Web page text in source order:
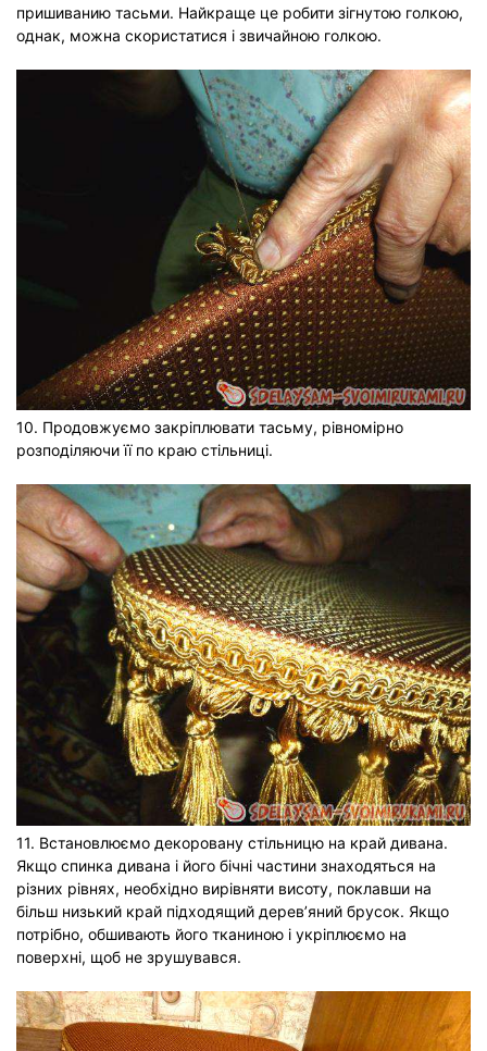
пришиванию тасьми. Найкраще це робити зігнутою голкою,
однак, можна скористатися і звичайною голкою.
10. Продовжуємо закріплювати тасьму, рівномірно
розподіляючи її по краю стільниці.
11. Встановлюємо декоровану стільницю на край дивана.
Якщо спинка дивана і його бічні частини знаходяться на
різних рівнях, необхідно вирівняти висоту, поклавши на
більш низький край підходящий дерев’яний брусок. Якщо
потрібно, обшивають його тканиною і укріплюємо на
поверхні, щоб не зрушувався.